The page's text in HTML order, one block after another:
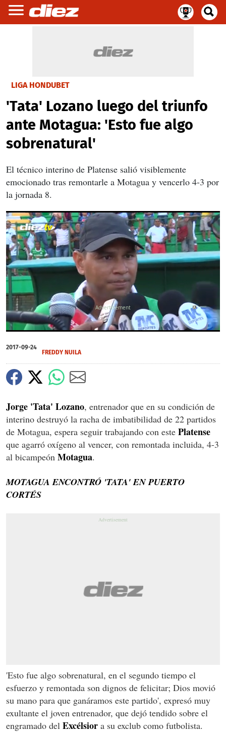
LIGA HONDUBET
'Tata' Lozano luego del triunfo
ante Motagua: 'Esto fue algo
sobrenatural'
El técnico interino de Platense salió visiblemente
emocionado tras remontarle a Motagua y vencerlo 4-3 por
la jornada 8.
'Tata' Lozano luego del triunfo ante Motagua: 'Esto fue algo sobrenatural'
seconds
of
seconds
00:46 00:46
X
2017-09-24
FREDDY NUILA
Jorge 'Tata' Lozano, entrenador que en su condición de
interino destruyó la racha de imbatibilidad de 22 partidos
de Motagua, espera seguir trabajando con este Platense
que agarró oxígeno al vencer, con remontada incluida, 4-3
al bicampeón Motagua.
MOTAGUA ENCONTRÓ 'TATA' EN PUERTO
CORTÉS
'Esto fue algo sobrenatural, en el segundo tiempo el
esfuerzo y remontada son dignos de felicitar; Dios movió
su mano para que ganáramos este partido', expresó muy
exultante el joven entrenador, que dejó tendido sobre el
engramado del Excélsior a su exclub como futbolista.